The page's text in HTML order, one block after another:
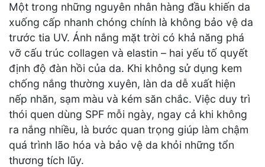
Một trong những nguyên nhân hàng đầu khiến da
xuống cấp nhanh chóng chính là không bảo vệ da
trước tia UV. Ánh nắng mặt trời có khả năng phá
vỡ cấu trúc collagen và elastin – hai yếu tố quyết
định độ đàn hồi của da. Khi không sử dụng kem
chống nắng thường xuyên, làn da dễ xuất hiện
nếp nhăn, sạm màu và kém săn chắc. Việc duy trì
thói quen dùng SPF mỗi ngày, ngay cả khi không
ra nắng nhiều, là bước quan trọng giúp làm chậm
quá trình lão hóa và bảo vệ da khỏi những tổn
thương tích lũy.